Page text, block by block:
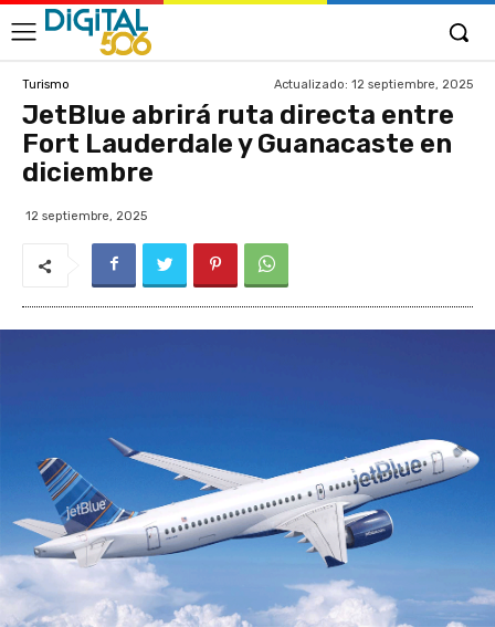
Turismo Actualizado: 12 septiembre, 2025
JetBlue abrirá ruta directa entre
Fort Lauderdale y Guanacaste en
diciembre
12 septiembre, 2025